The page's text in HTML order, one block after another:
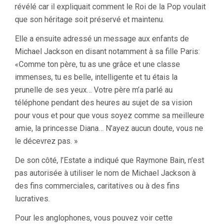
révélé car il expliquait comment le Roi de la Pop voulait
que son héritage soit préservé et maintenu.
Elle a ensuite adressé un message aux enfants de
Michael Jackson en disant notamment à sa fille Paris:
«Comme ton père, tu as une grâce et une classe
immenses, tu es belle, intelligente et tu étais la
prunelle de ses yeux… Votre père m’a parlé au
téléphone pendant des heures au sujet de sa vision
pour vous et pour que vous soyez comme sa meilleure
amie, la princesse Diana… N’ayez aucun doute, vous ne
le décevrez pas. »
De son côté, l’Estate a indiqué que Raymone Bain, n’est
pas autorisée à utiliser le nom de Michael Jackson à
des fins commerciales, caritatives ou à des fins
lucratives.
Pour les anglophones, vous pouvez voir cette